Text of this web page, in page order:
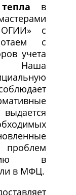
в
с
с
учета
Наша
в
в МФЦ.